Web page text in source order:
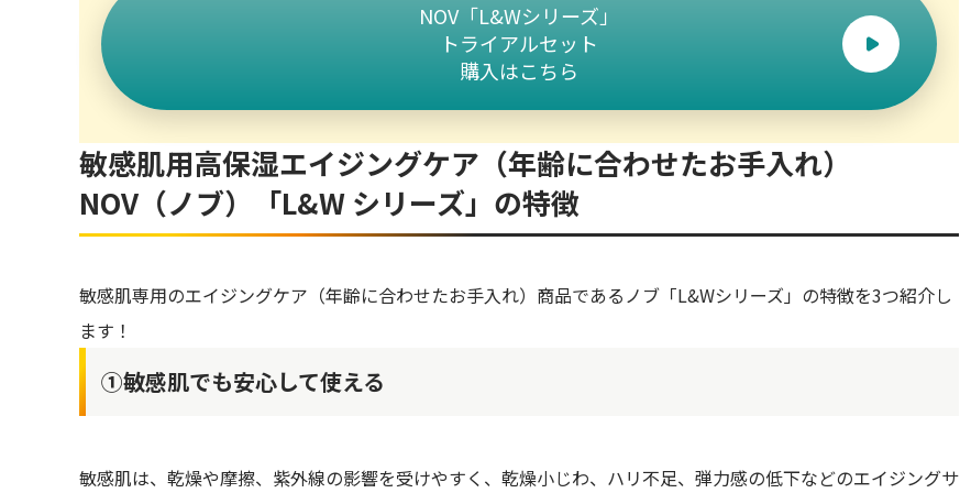
NOV（ノブ）の「L&Wシリーズ」は美白と高保湿どちらも叶える化粧品！
NOV「L&Wシリーズ」
トライアルセット
購入はこちら
敏感肌用高保湿エイジングケア（年齢に合わせたお手入れ）
NOV（ノブ）「L&W シリーズ」の特徴
敏感肌専用のエイジングケア（年齢に合わせたお手入れ）商品であるノブ「L&Wシリーズ」の特徴を3つ紹介し
ます！
①敏感肌でも安心して使える
敏感肌は、乾燥や摩擦、紫外線の影響を受けやすく、乾燥小じわ、ハリ不足、弾力感の低下などのエイジングサ